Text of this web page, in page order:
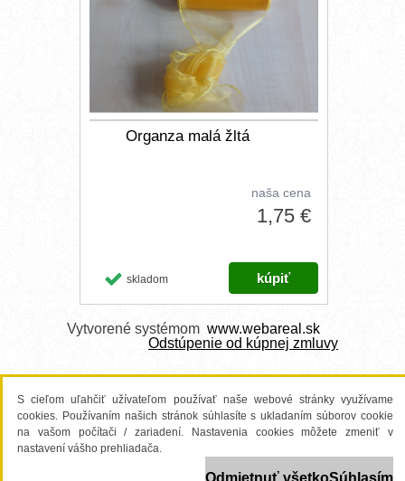
S cieľom uľahčiť užívateľom používať naše webové stránky využívame
cookies. Používaním našich stránok súhlasíte s ukladaním súborov cookie
na vašom počítači / zariadení. Nastavenia cookies môžete zmeniť v
nastavení vášho prehliadača.
Odmietnuť všetkoSúhlasím
Organza malá žltá
naša cena
1,75 €
skladom
Vytvorené systémom www.webareal.sk
Odstúpenie od kúpnej zmluvy